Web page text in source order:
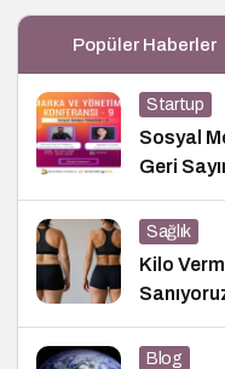
Popüler Haberler
Startup
Sosyal
Geri
Sağlık
Kilo
Blog